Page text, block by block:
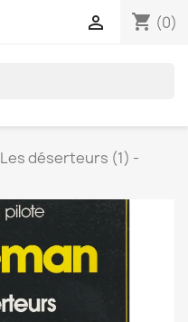
shopping_cart (0)

Les déserteurs (1) -